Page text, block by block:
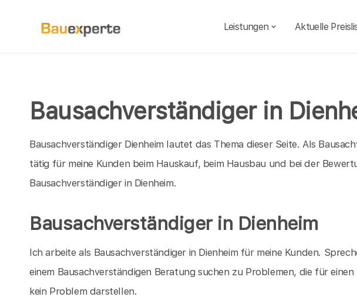
Leistungen Aktuelle
Bausachverständiger in
Bausachverständiger Dienheim lautet das Thema dieser Seite. Als
tätig für meine Kunden beim Hauskauf, beim Hausbau und bei der
Bausachverständiger in Dienheim.
Bausachverständiger in Dienheim
Ich arbeite als Bausachverständiger in Dienheim für meine Kunden.
einem Bausachverständigen Beratung suchen zu Problemen, die für einen
kein Problem darstellen.